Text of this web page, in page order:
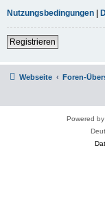
Nutzungsbedingungen
Registrieren
Webseite Foren-
Powered by